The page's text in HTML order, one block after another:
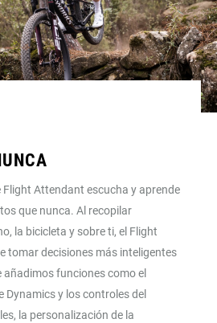
Flight Attendant escucha y aprende
que nunca. Al recopilar
la bicicleta y sobre ti, el Flight
tomar decisiones más inteligentes
añadimos funciones como el
Dynamics y los controles del
la personalización de la